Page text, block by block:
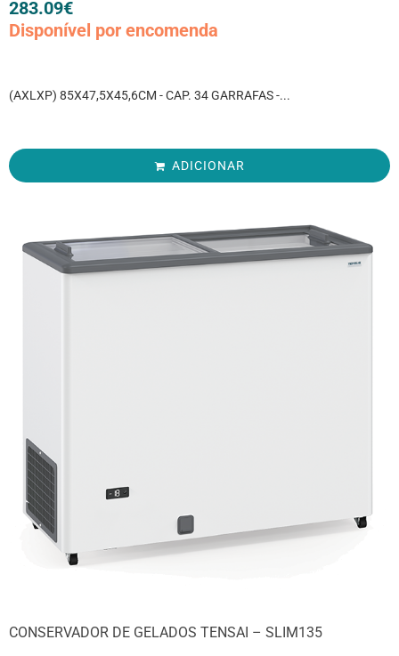
283.09€
Disponível por encomenda
(AXLXP) 85X47,5X45,6CM - CAP. 34 GARRAFAS -...
ADICIONAR
CONSERVADOR DE GELADOS TENSAI – SLIM135